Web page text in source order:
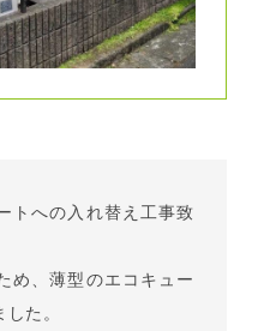
トへの入れ替え工事致
め、薄型のエコキュー
た。